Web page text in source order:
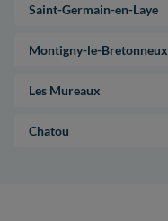
Saint-Germain-en-Laye
Montigny-le-Bretonneux
Les Mureaux
Chatou